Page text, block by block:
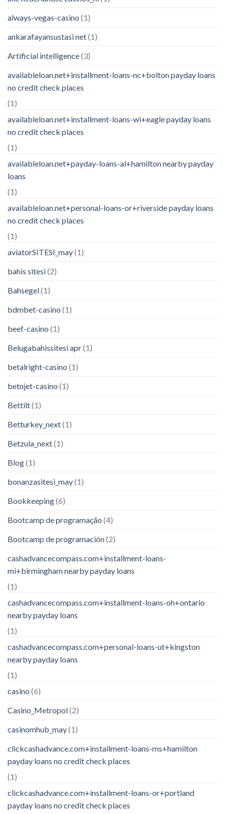
always-vegas-casino (1)
ankarafayansustasi net(1)
Artificial intelligence(3)
availableloan.net+installment-loans-nc+bolton payday loans
no credit check places
(1)
availableloan.net+installment-loans-wi+eagle payday loans
no credit check places
(1)
availableloan.net+payday-loans-al+hamilton nearby payday
loans
(1)
availableloan.net+personal-loans-or+riverside payday loans
no credit check places
(1)
aviatorSITESI_may(1)
bahis sitesi(2)
Bahsegel(1)
bdmbet-casino (1)
beef-casino (1)
Belugabahissitesi apr(1)
betalright-casino (1)
betnjet-casino (1)
Bettilt(1)
Betturkey_next(1)
Betzula_next(1)
Blog(1)
bonanzasitesi_may(1)
Bookkeeping(6)
Bootcamp de programação (4)
Bootcamp de programación(2)
cashadvancecompass.com+installment-loans-
mi+birmingham nearby payday loans
(1)
cashadvancecompass.com+installment-loans-oh+ontario
nearby payday loans
(1)
cashadvancecompass.com+personal-loans-ut+kingston
nearby payday loans
(1)
casino (6)
Casino_Metropol(2)
casinomhub_may(1)
clickcashadvance.com+installment-loans-ms+hamilton
payday loans no credit check places
(1)
clickcashadvance.com+installment-loans-or+portland
payday loans no credit check places